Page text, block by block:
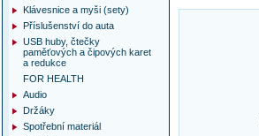
Klávesnice a myši (sety)
Příslušenství do auta
USB huby, čtečky
paměťových a čipových karet
a redukce
FOR HEALTH
Audio
Držáky
Spotřební materiál